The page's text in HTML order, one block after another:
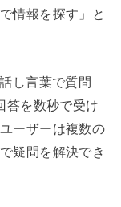
情報を探す」と
し言葉で質問
答を数秒で受け
ーザーは複数の
疑問を解決でき